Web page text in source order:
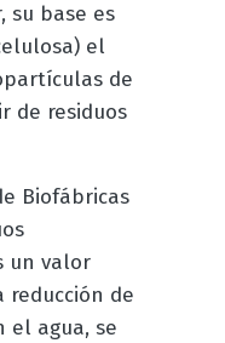
su base es
el
de
de residuos
Biofábricas
un valor
reducción de
el agua, se